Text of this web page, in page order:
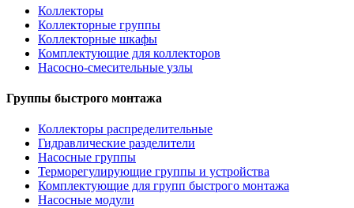
Коллекторы
Коллекторные группы
Коллекторные шкафы
Комплектующие для коллекторов
Насосно-смесительные узлы
Группы быстрого монтажа
Коллекторы распределительные
Гидравлические разделители
Насосные группы
Терморегулирующие группы и устройства
Комплектующие для групп быстрого монтажа
Насосные модули